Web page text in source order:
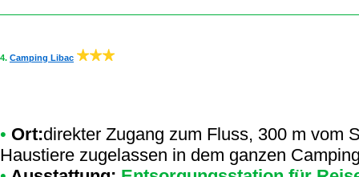
4. Camping Libac
• Ort:direkter Zugang zum Fluss, 300 m vom
Haustiere zugelassen in dem ganzen